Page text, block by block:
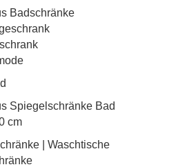
Badschränke
Spiegelschränke Bad
cm
| Waschtische